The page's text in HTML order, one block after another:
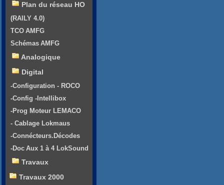
Plan du réseau HO
(RAILY 4.0)
TCO AMFG
Schémas AMFG
Analogique
Digital
-Configuration - ROCO
-Config -Intellibox
-Prog Moteur LEMACO
- Cablage Lokmaus
-Connécteurs.Décodes
-Doc Aux 1 à 4 LokSound
Travaux
Travaux 2000